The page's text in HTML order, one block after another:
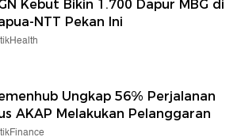
Kebut Bikin 1.700 Dapur MBG di
NTT Pekan Ini
Ungkap 56% Perjalanan
AKAP Melakukan Pelanggaran